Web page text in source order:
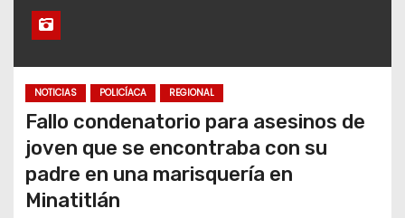
NOTICIAS POLICÍACA REGIONAL
Fallo condenatorio para asesinos de
joven que se encontraba con su
padre en una marisquería en
Minatitlán